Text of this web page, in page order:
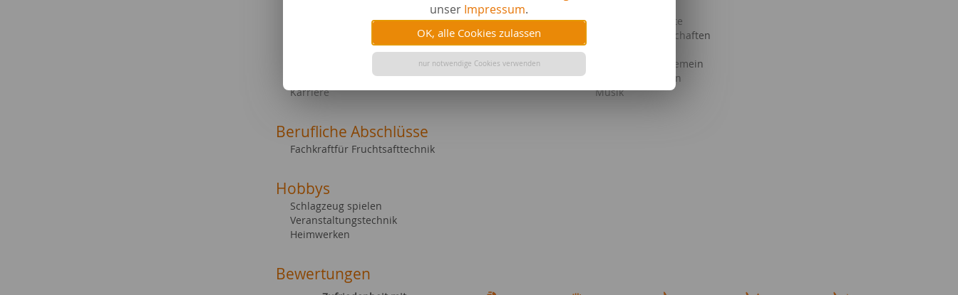
unser Impressum.
OK, alle Cookies zulassen
nur notwendige Cookies verwenden
Möbel & Inneneinrichtung
Gesellschaft & Politik
Karriere
Musikinstrumente
Liebe & Partnerschaften
Gesellschaft allgemein
Technik allgemein
Musik
Berufliche Abschlüsse
Fachkraftfür Fruchtsafttechnik
Hobbys
Schlagzeug spielen
Veranstaltungstechnik
Heimwerken
Bewertungen